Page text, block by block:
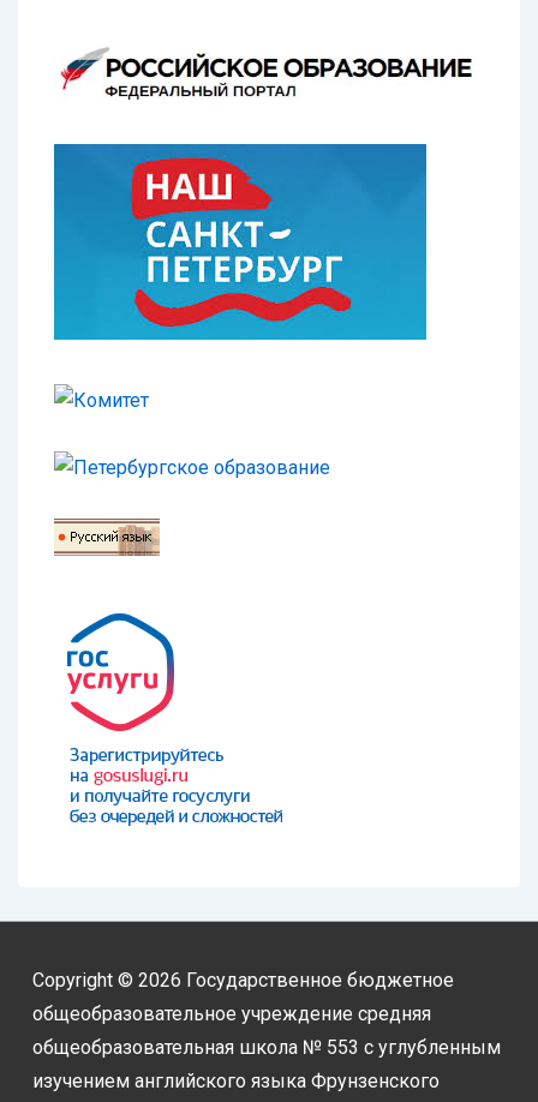
Copyright © 2026 Государственное бюджетное
общеобразовательное учреждение средняя
общеобразовательная школа № 553 с углубленным
изучением английского языка Фрунзенского